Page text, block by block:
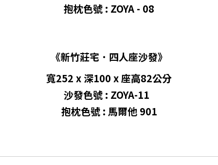
抱枕色號 : ZOYA - 08
《新竹莊宅 ˙ 四人座沙發》
寬252 x 深100 x 座高82公分
沙發色號 : ZOYA-11
抱枕色號 : 馬爾他 901